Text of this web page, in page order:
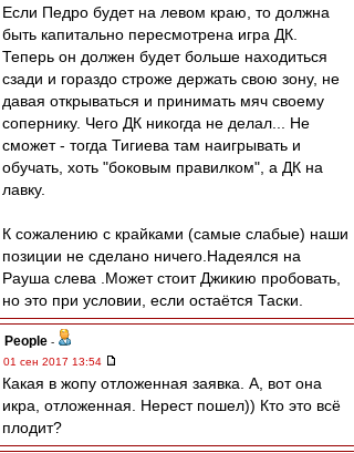
Если Педро будет на левом краю, то должна
быть капитально пересмотрена игра ДК.
Теперь он должен будет больше находиться
сзади и гораздо строже держать свою зону, не
давая открываться и принимать мяч своему
сопернику. Чего ДК никогда не делал... Не
сможет - тогда Тигиева там наигрывать и
обучать, хоть "боковым правилком", а ДК на
лавку.
К сожалению с крайками (самые слабые) наши
позиции не сделано ничего.Надеялся на
Рауша слева .Может стоит Джикию пробовать,
но это при условии, если остаётся Таски.
People -
01 сен 2017 13:54
Какая в жопу отложенная заявка. А, вот она
икра, отложенная. Нерест пошел)) Кто это всё
плодит?